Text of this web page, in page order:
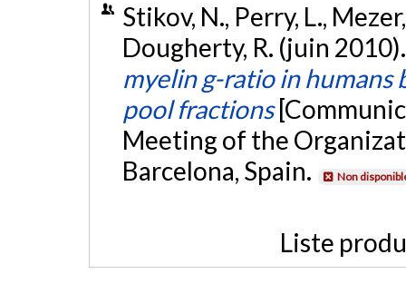
Stikov, N., Perry, L.,
Dougherty, R. (juin
myelin g-ratio in
pool fractions
Meeting of the
Barcelona, Spain.
Non
Liste